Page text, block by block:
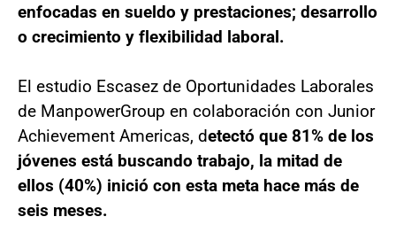
enfocadas en sueldo y prestaciones; desarrollo
o crecimiento y flexibilidad laboral.
El estudio Escasez de Oportunidades Laborales
de ManpowerGroup en colaboración con Junior
Achievement Americas, detectó que 81% de los
jóvenes está buscando trabajo, la mitad de
ellos (40%) inició con esta meta hace más de
seis meses.